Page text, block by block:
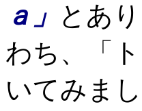
ａ」 とあ
わち、「
いてみま